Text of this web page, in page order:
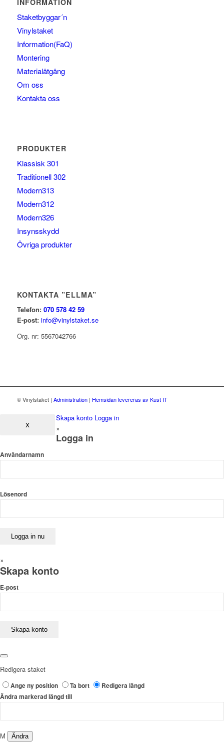
INFORMATION
Staketbyggar´n
Vinylstaket
Information(FaQ)
Montering
Materialåtgång
Om oss
Kontakta oss
PRODUKTER
Klassisk 301
Traditionell 302
Modern313
Modern312
Modern326
Insynsskydd
Övriga produkter
KONTAKTA ”ELLMA”
Telefon: 070 578 42 59
E-post: info@vinylstaket.se
Org. nr: 5567042766
© Vinylstaket | Administration | Hemsidan levereras av Kust IT
X
Skapa konto Logga in
×
Logga in
Användarnamn
Lösenord
×
Skapa konto
E-post
Redigera staket
Ange ny position Ta bort
Redigera längd
Ändra markerad längd till
M